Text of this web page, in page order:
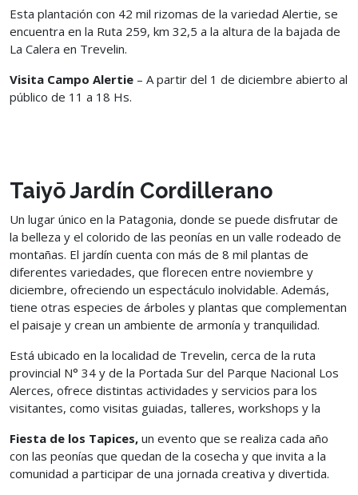
Esta plantación con 42 mil rizomas de la variedad Alertie, se
encuentra en la Ruta 259, km 32,5 a la altura de la bajada de
La Calera en Trevelin.
Visita Campo Alertie – A partir del 1 de diciembre abierto al
público de 11 a 18 Hs.
Taiyō Jardín Cordillerano
Un lugar único en la Patagonia, donde se puede disfrutar de
la belleza y el colorido de las peonías en un valle rodeado de
montañas. El jardín cuenta con más de 8 mil plantas de
diferentes variedades, que florecen entre noviembre y
diciembre, ofreciendo un espectáculo inolvidable. Además,
tiene otras especies de árboles y plantas que complementan
el paisaje y crean un ambiente de armonía y tranquilidad.
Está ubicado en la localidad de Trevelin, cerca de la ruta
provincial N° 34 y de la Portada Sur del Parque Nacional Los
Alerces, ofrece distintas actividades y servicios para los
visitantes, como visitas guiadas, talleres, workshops y la
Fiesta de los Tapices, un evento que se realiza cada año
con las peonías que quedan de la cosecha y que invita a la
comunidad a participar de una jornada creativa y divertida.